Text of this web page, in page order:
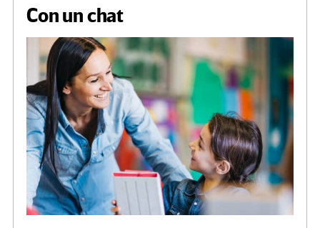
Con un chat